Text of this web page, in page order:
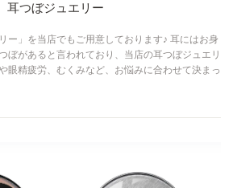
耳つぼジュエリー
ー」を当店でもご用意しております♪ 耳にはお身
ぼがあると言われており、当店の耳つぼジュエリ
眼精疲労、むくみなど、お悩みに合わせて決まっ